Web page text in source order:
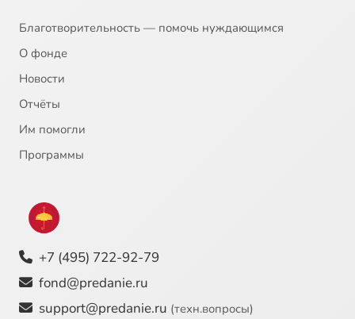
Благотворительность — помочь нуждающимся
О фонде
Новости
Отчёты
Им помогли
Программы
+7 (495) 722-92-79
fond@predanie.ru
support@predanie.ru (техн.вопросы)